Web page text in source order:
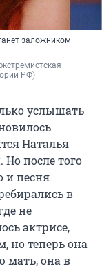
заложником
РФ)
услышать
Наталья
после того
и песня
в
не
актрисе,
но теперь она
мать, она в